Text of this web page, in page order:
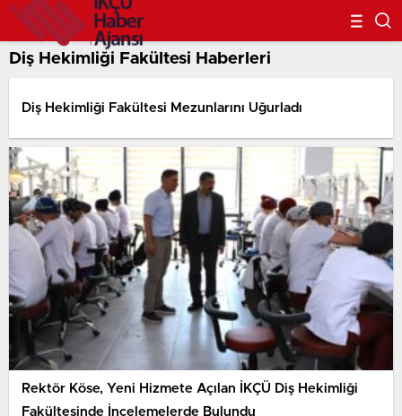
Diş Hekimliği Fakültesi Haberleri
Diş Hekimliği Fakültesi Mezunlarını Uğurladı
Rektör Köse, Yeni Hizmete Açılan İKÇÜ Diş Hekimliği
Fakültesinde İncelemelerde Bulundu